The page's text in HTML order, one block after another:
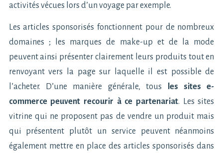
activités vécues lors d’un voyage par exemple.
Les articles sponsorisés fonctionnent pour de nombreux
domaines ; les marques de make-up et de la mode
peuvent ainsi présenter clairement leurs produits tout en
renvoyant vers la page sur laquelle il est possible de
l’acheter. D’une manière générale, tous
les sites e-
commerce peuvent recourir à ce partenariat. Les sites
vitrine qui ne proposent pas de vendre un produit mais
qui présentent plutôt un service peuvent néanmoins
également mettre en place des articles sponsorisés dans